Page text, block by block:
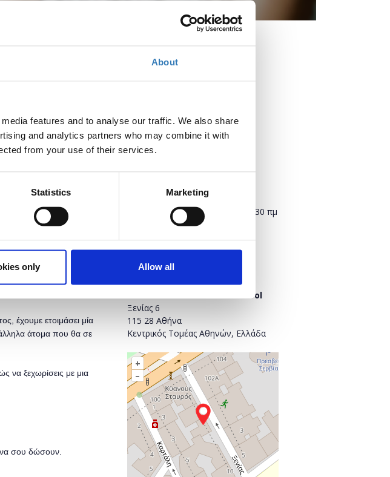
About
features and to analyse our traffic. We also share
and analytics partners who may combine it with
from your use of their services.
Statistics Marketing
only Allow all
Ποσότητα
Η περίοδος εγγραφών
έχουμε ετοιμάσει μία
άτομα που θα σε
να ξεχωρίσεις με μια
να σου δώσουν.
Σάββατο, 3 Νοεμβρίου 2018 10:30 πμ
Προσθήκη στο ημερολόγιό σας
Alba Graduate Business School
Ξενίας 6
115 28 Αθήνα
Κεντρικός Τομέας Αθηνών, Ελλάδα
+
–